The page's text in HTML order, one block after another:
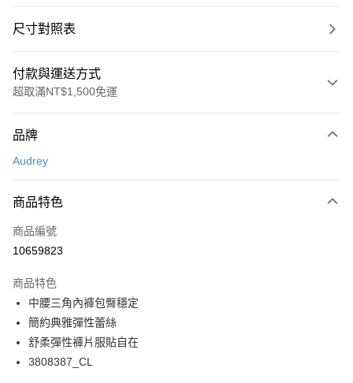
尺寸對照表
付款與運送方式
超取滿NT$1,500免運
信用卡一次付款
LINE Pay
Apple Pay
Google Pay
全支付
全盈+PAY
品牌
Audrey
商品特色
商品編號
10659823
商品特色
中腰三角內褲包臀穩定
簡約典雅彈性蕾絲
舒柔彈性褲片服貼自在
3808387_CL